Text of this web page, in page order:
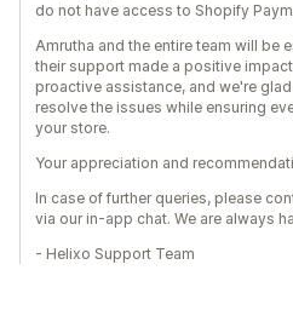
do not have access to Shopify
Amrutha and the entire team will be
their support made a positive
proactive assistance, and we're
resolve the issues while ensuring
your store.
Your appreciation and
In case of further queries, please
via our in-app chat. We are always
- Helixo Support Team